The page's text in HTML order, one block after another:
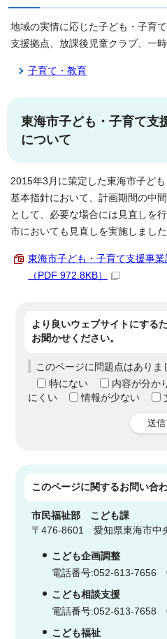
地域の実情に応じた子ども・子育
支援拠点、放課後児童クラブ、一
子育て・教育
東海市子ども・子育て支
について
2015年3月に策定した東海市子ど
基本指針において、計画期間の中
として、必要な場合には見直しを
市においても見直しを実施しました
東海市子ども・子育て支援事
（PDF 972.8KB）
より良いウェブサイトにする
お聞かせください。
このページに問題点はあり
特にない
内容が分か
にくい
情報が少ない
送信
このページに関するお問い合
市民福祉部 こども課
〒476-8601 愛知県東海市中
こども企画調整
電話番号:052-613-7656
こども相談支援
電話番号:052-613-7658
こども福祉